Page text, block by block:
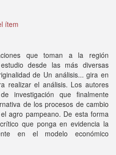
ítem
que toman a la región
desde las más diversas
de Un análisis... gira en
realizar el análisis. Los autores
investigación que finalmente
de los procesos de cambio
agro pampeano. De esta forma
que ponga en evidencia la
en el modelo económico